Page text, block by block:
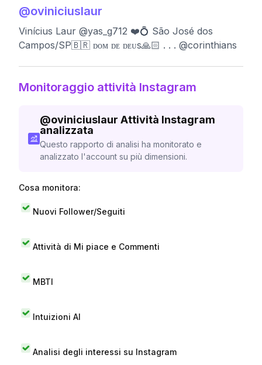
@oviniciuslaur
Vinícius Laur @yas_g712 ❤️💍 São José dos
Campos/SP🇧🇷 ᴅᴏᴍ ᴅᴇ ᴅᴇᴜs🙏🏻 . . . @corinthians
Monitoraggio attività Instagram
@oviniciuslaur Attività Instagram
analizzata
Questo rapporto di analisi ha monitorato e
analizzato l'account su più dimensioni.
Cosa monitora:
Nuovi Follower/Seguiti
Attività di Mi piace e Commenti
MBTI
Intuizioni AI
Analisi degli interessi su Instagram